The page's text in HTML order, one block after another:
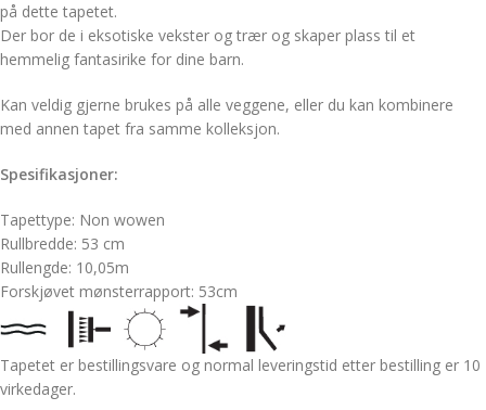
på dette tapetet.
Der bor de i eksotiske vekster og trær og skaper plass til et
hemmelig fantasirike for dine barn.
Kan veldig gjerne brukes på alle veggene, eller du kan kombinere
med annen tapet fra samme kolleksjon.
Spesifikasjoner:
Tapettype: Non wowen
Rullbredde: 53 cm
Rullengde: 10,05m
Forskjøvet mønsterrapport: 53cm
Tapetet er bestillingsvare og normal leveringstid etter bestilling er 10
virkedager.